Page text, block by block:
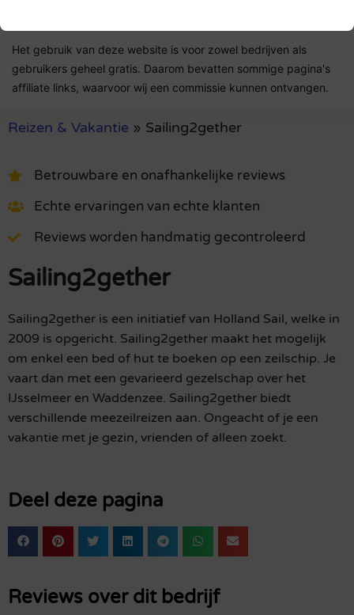
Het gebruik van deze website is voor zowel bedrijven als
gebruikers geheel gratis. Daarom bevatten sommige pagina's
affiliate links, waarvoor wij een commissie kunnen ontvangen.
Reizen & Vakantie » Sailing2gether
Betrouwbare en onafhankelijke reviews
Echte ervaringen van echte klanten
Reviews worden handmatig gecontroleerd
Sailing2gether
Sailing2gether is een initiatief van Holland Sail, welke in
2009 is opgericht. Sailing2gether maakt het mogelijk
om enkel een bed of hut te boeken op een zeilschip. Je
vaart dan met een gevarieerd gezelschap over het
IJsselmeer en Waddenzee. Sailing2gether biedt
verschillende meezeilreizen aan. Ongeacht of je een
vakantie met je gezin, vrienden of alleen zoekt.
Deel deze pagina
Reviews over dit bedrijf